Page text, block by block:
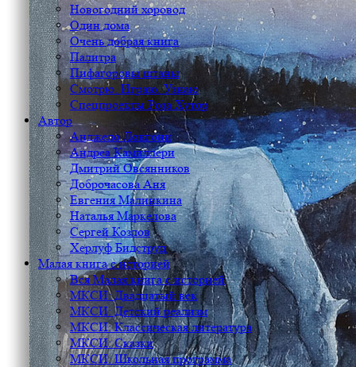
Новогодний хоровод
Один дома
Очень добрая книга
Палитра
Пифагоровы штаны
Смотрю. Играю. Узнаю
Спецпроекты Роза Хутор
Автор
Анджело Лонгони
Андреа Камиллери
Дмитрий Овсянников
Доброчасова Аня
Евгения Малинкина
Наталья Маркелова
Сергей Козлов
Херлуф Бидструп
Малая книга с историей
Вся Малая книга с историей
МКСИ: Двадцатый век
МКСИ: Детский реализм
МКСИ: Классическая литература
МКСИ: Сказки
МКСИ: Школьная программа